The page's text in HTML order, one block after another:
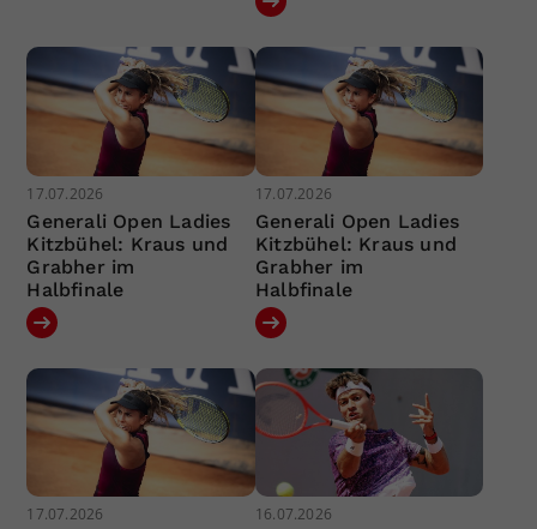
17.07.2026
Generali Open Ladies
Kitzbühel: Kraus und
Grabher im
Halbfinale
17.07.2026
Generali Open Ladies
Kitzbühel: Kraus und
Grabher im
Halbfinale
17.07.2026 16.07.2026